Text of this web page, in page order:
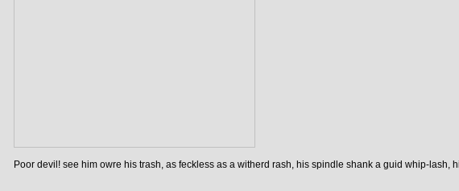
Poor devil! see him owre his trash, as feckless as a witherd rash, his spindle shank a guid whip-lash,